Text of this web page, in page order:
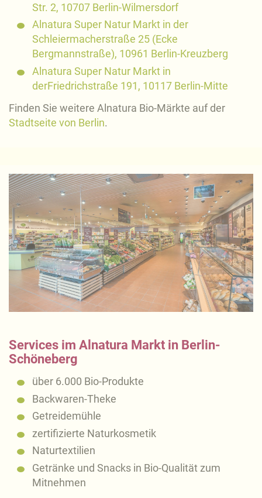
Str. 2, 10707 Berlin-Wilmersdorf
Alnatura Super Natur Markt in der
Schleiermacherstraße 25 (Ecke
Bergmannstraße), 10961 Berlin-Kreuzberg
Alnatura Super Natur Markt in
derFriedrichstraße 191, 10117 Berlin-Mitte
Finden Sie weitere Alnatura Bio-Märkte auf der
Stadtseite von Berlin.
Services im Alnatura Markt in Berlin-
Schöneberg
über 6.000 Bio-Produkte
Backwaren-Theke
Getreidemühle
zertifizierte Naturkosmetik
Naturtextilien
Getränke und Snacks in Bio-Qualität zum
Mitnehmen